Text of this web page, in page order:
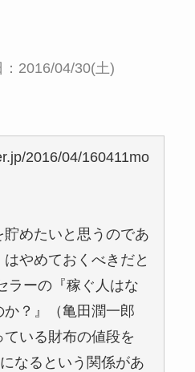
：2016/04/30(土)
2016/04/160411mo
貯めたいと思うのであ
やめておくべきだと
ラーの『稼ぐ人はな
？』（亀田潤一郎
いる財布の値段を
なるという関係があ